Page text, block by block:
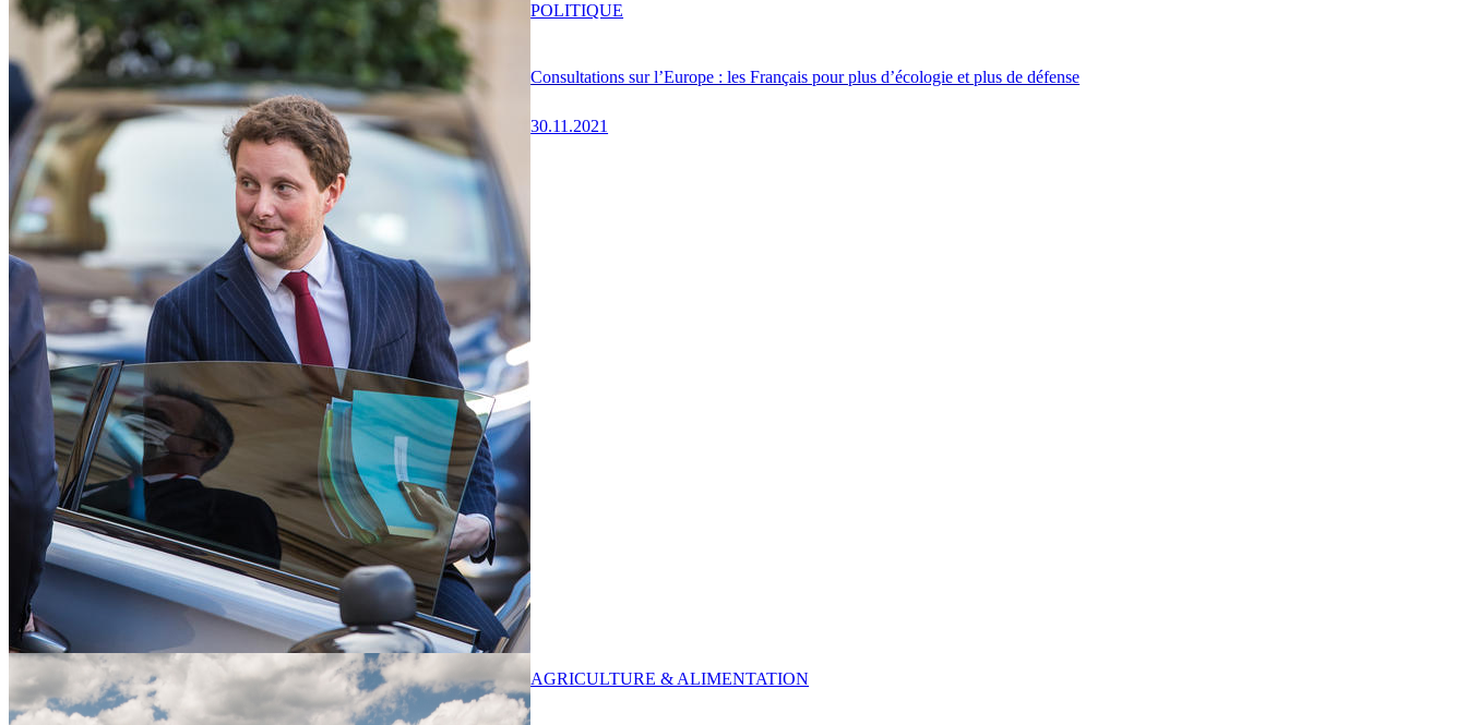
Consultations sur l’Europe : les Français pour plus d’écologie et plus de défense
30.11.2021
POLITIQUE
AGRICULTURE & ALIMENTATION